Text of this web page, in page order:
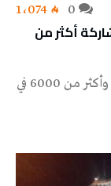
1٬074
أكثر من
ينتظر أن يشارك حوالي 1200 طفل في الكرنفال وأكثر من 6000 في